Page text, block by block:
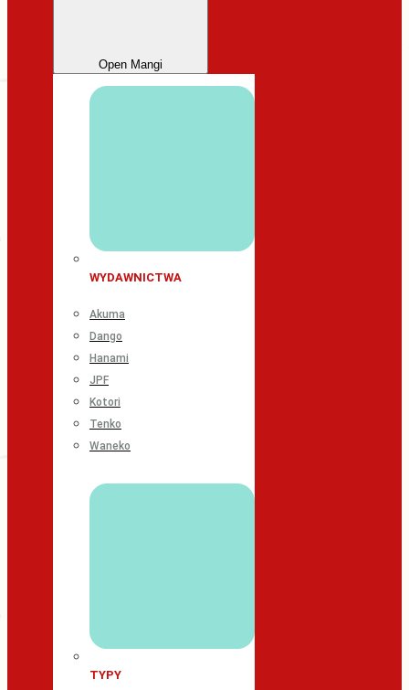
Open Mangi
WYDAWNICTWA
Akuma
Dango
Hanami
JPF
Kotori
Tenko
Waneko
TYPY